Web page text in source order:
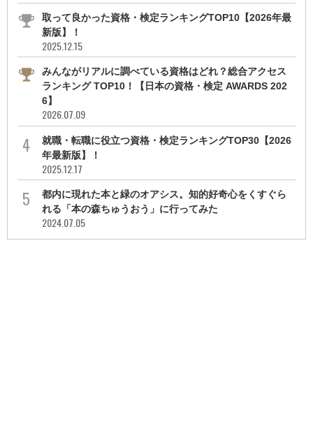
取って良かった資格・検定ランキングTOP10【2026年最
新版】！
2025.12.15
みんながリアルに調べている資格はどれ？総合アクセス
ランキング TOP10！【日本の資格・検定 AWARDS 202
6】
2026.07.09
就職・転職に役立つ資格・検定ランキングTOP30【2026
年最新版】！
2025.12.17
都内に現れた本と緑のオアシス。知的好奇心をくすぐら
れる「本の森ちゅうおう」に行ってみた
2024.07.05